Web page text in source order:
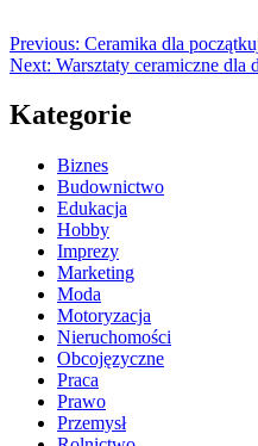
Previous: Ceramika dla
Next: Warsztaty ceramiczne dla
Kategorie
Biznes
Budownictwo
Edukacja
Hobby
Imprezy
Marketing
Moda
Motoryzacja
Nieruchomości
Obcojęzyczne
Praca
Prawo
Przemysł